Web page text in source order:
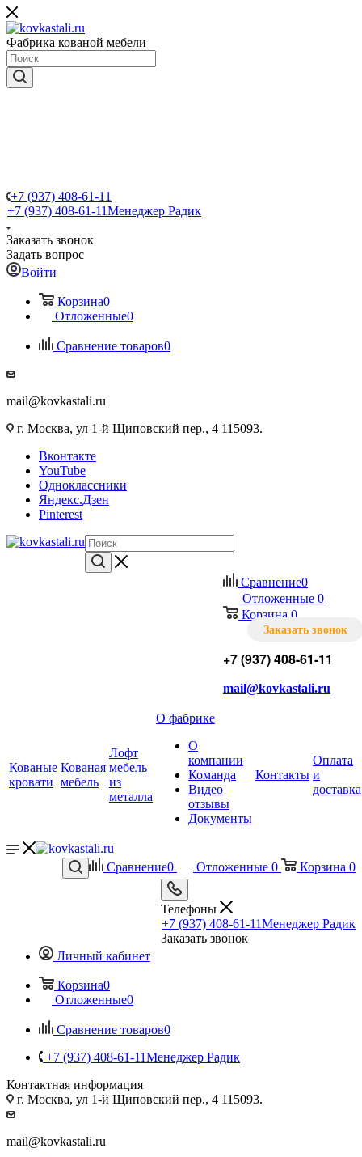
Фабрика кованой мебели
+7 (937) 408-61-11
+7 (937) 408-61-11Менеджер Радик
Заказать звонок
Задать вопрос
Войти
Корзина0
Отложенные0
Сравнение товаров0
mail@kovkastali.ru
г. Москва, ул 1-й Щиповский пер., 4 115093.
Вконтакте
YouTube
Одноклассники
Яндекс.Дзен
Pinterest
Сравнение0
Отложенные 0
Корзина 0
Заказать звонок
+7 (937) 408-61-11
mail@kovkastali.ru
Кованые
кровати
Кованая
мебель
Лофт
мебель
из
металла
О фабрике
О
компании
Команда
Видео
отзывы
Документы
Контакты
Оплата
и
доставка
Сравнение0 Отложенные 0 Корзина 0
Телефоны
+7 (937) 408-61-11Менеджер Радик
Заказать звонок
Личный кабинет
Корзина0
Отложенные0
Сравнение товаров0
+7 (937) 408-61-11Менеджер Радик
Контактная информация
г. Москва, ул 1-й Щиповский пер., 4 115093.
mail@kovkastali.ru